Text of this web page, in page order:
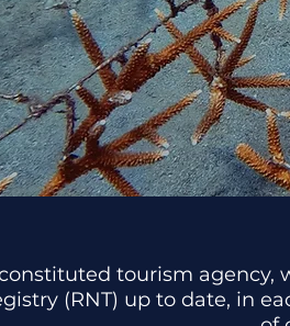
tourism agency,
(RNT) up to date, in